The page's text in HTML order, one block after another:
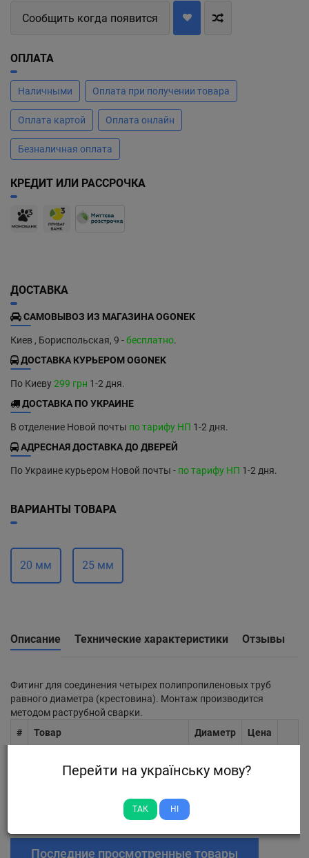
Сообщить когда появится
ОПЛАТА
Наличными Оплата при получении товара
Оплата картой Оплата онлайн
Безналичная оплата
КРЕДИТ ИЛИ РАССРОЧКА
ДОСТАВКА
САМОВЫВОЗ ИЗ МАГАЗИНА OGONEK
Киев , Бориспольская, 9 -бесплатно.
ДОСТАВКА КУРЬЕРОМ OGONEK
По Киеву299 грн 1-2 дня.
ДОСТАВКА ПО УКРАИНЕ
В отделение Новой почты по тарифу НП 1-2 дня.
АДРЕСНАЯ ДОСТАВКА ДО ДВЕРЕЙ
По Украине курьером Новой почты - по тарифу НП 1-2 дня.
ВАРИАНТЫ ТОВАРА
20 мм 25 мм
Описание Технические характеристики Отзывы
Фитинг для соединения четырех полипропиленовых труб
равного диаметра (крестовина). Монтаж производится
методом раструбной сварки.
#
Товар Диаметр Цена
Крестовина проходная Koer 25
Последние просмотренные товары
Перейти на українську мову?
ТАК НІ